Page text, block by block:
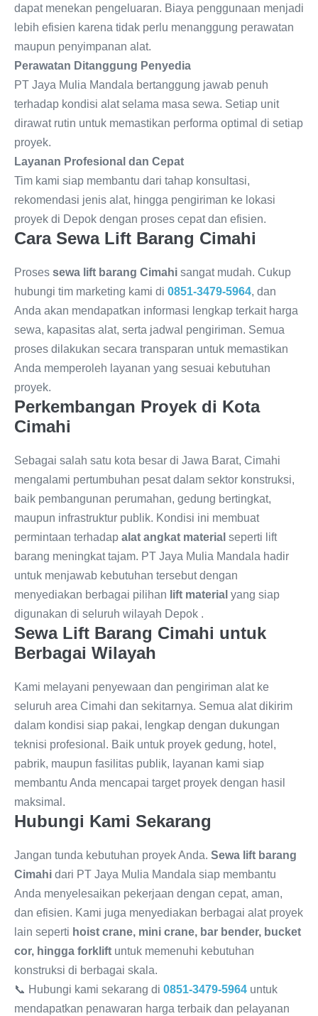
dapat menekan pengeluaran. Biaya penggunaan menjadi
lebih efisien karena tidak perlu menanggung perawatan
maupun penyimpanan alat.
Perawatan Ditanggung Penyedia
PT Jaya Mulia Mandala bertanggung jawab penuh
terhadap kondisi alat selama masa sewa. Setiap unit
dirawat rutin untuk memastikan performa optimal di setiap
proyek.
Layanan Profesional dan Cepat
Tim kami siap membantu dari tahap konsultasi,
rekomendasi jenis alat, hingga pengiriman ke lokasi
proyek di Depok dengan proses cepat dan efisien.
Cara Sewa Lift Barang Cimahi
Proses sewa lift barang Cimahi sangat mudah. Cukup
hubungi tim marketing kami di 0851-3479-5964, dan
Anda akan mendapatkan informasi lengkap terkait harga
sewa, kapasitas alat, serta jadwal pengiriman. Semua
proses dilakukan secara transparan untuk memastikan
Anda memperoleh layanan yang sesuai kebutuhan
proyek.
Perkembangan Proyek di Kota
Cimahi
Sebagai salah satu kota besar di Jawa Barat, Cimahi
mengalami pertumbuhan pesat dalam sektor konstruksi,
baik pembangunan perumahan, gedung bertingkat,
maupun infrastruktur publik. Kondisi ini membuat
permintaan terhadap alat angkat material seperti lift
barang meningkat tajam. PT Jaya Mulia Mandala hadir
untuk menjawab kebutuhan tersebut dengan
menyediakan berbagai pilihan lift material yang siap
digunakan di seluruh wilayah Depok .
Sewa Lift Barang Cimahi untuk
Berbagai Wilayah
Kami melayani penyewaan dan pengiriman alat ke
seluruh area Cimahi dan sekitarnya. Semua alat dikirim
dalam kondisi siap pakai, lengkap dengan dukungan
teknisi profesional. Baik untuk proyek gedung, hotel,
pabrik, maupun fasilitas publik, layanan kami siap
membantu Anda mencapai target proyek dengan hasil
maksimal.
Hubungi Kami Sekarang
Jangan tunda kebutuhan proyek Anda. Sewa lift barang
Cimahi dari PT Jaya Mulia Mandala siap membantu
Anda menyelesaikan pekerjaan dengan cepat, aman,
dan efisien. Kami juga menyediakan berbagai alat proyek
lain seperti hoist crane, mini crane, bar bender, bucket
cor, hingga forklift untuk memenuhi kebutuhan
konstruksi di berbagai skala.
📞 Hubungi kami sekarang di 0851-3479-5964 untuk
mendapatkan penawaran harga terbaik dan pelayanan